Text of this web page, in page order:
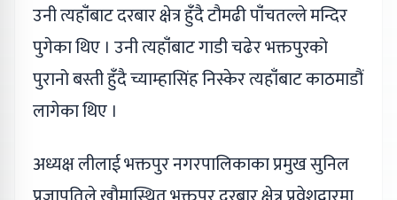
उनी त्यहाँंबाट दरबार क्षेत्र हुँंदै टौमढी पाँंचतल्ले मन्दिर
पुगेका थिए । उनी त्यहाँंबाट गाडी चढेर भक्तपुरको
पुरानो बस्ती हुँंदै च्याम्हासिंह निस्केर त्यहाँंबाट काठमाडौं
लागेका थिए ।
अध्यक्ष लीलाई भक्तपुर नगरपालिकाका प्रमुख सुनिल